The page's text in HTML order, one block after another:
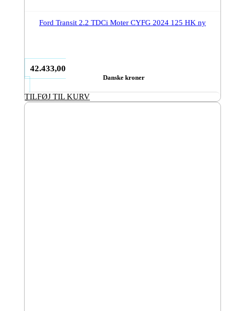
Ford Transit 2.2 TDCi Moter CYFG 2024 125 HK ny
42.433,00
Danske kroner
TILFØJ TIL KURV